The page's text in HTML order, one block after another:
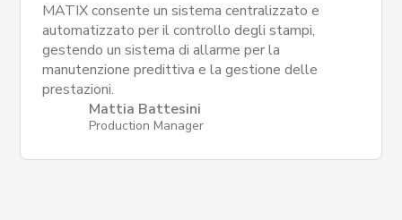
MATIX consente un sistema centralizzato e
automatizzato per il controllo degli stampi,
gestendo un sistema di allarme per la
manutenzione predittiva e la gestione delle
prestazioni.
Mattia Battesini
Production Manager